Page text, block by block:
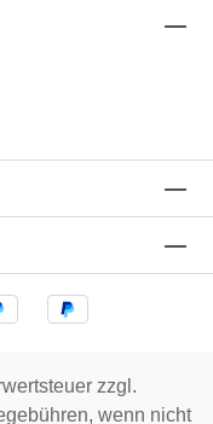
zzgl.
wenn nicht